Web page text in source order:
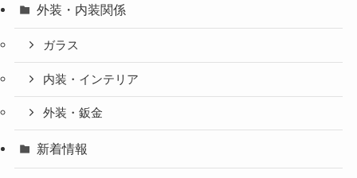
外装・内装関係
ガラス
内装・インテリア
外装・鈑金
新着情報